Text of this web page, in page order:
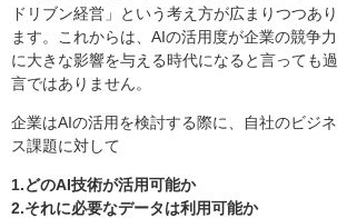
ドリブン経営」という考え方が広まりつつあり
ます。これからは、AIの活用度が企業の競争力
に大きな影響を与える時代になると言っても過
言ではありません。
企業はAIの活用を検討する際に、自社のビジネ
ス課題に対して
1.どのAI技術が活用可能か
2.それに必要なデータは利用可能か